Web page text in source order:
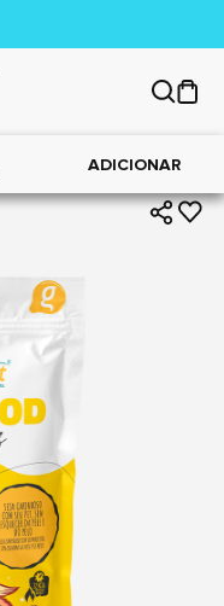
ADICIONAR